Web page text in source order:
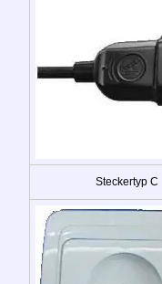
Steckertyp C